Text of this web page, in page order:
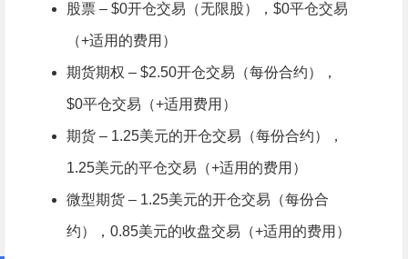
股票 – $0开仓交易（无限股），$0平仓交易
（+适用的费用）
期货期权 – $2.50开仓交易（每份合约），
$0平仓交易（+适用费用）
期货 – 1.25美元的开仓交易（每份合约），
1.25美元的平仓交易（+适用的费用）
微型期货 – 1.25美元的开仓交易（每份合
约），0.85美元的收盘交易（+适用的费用）